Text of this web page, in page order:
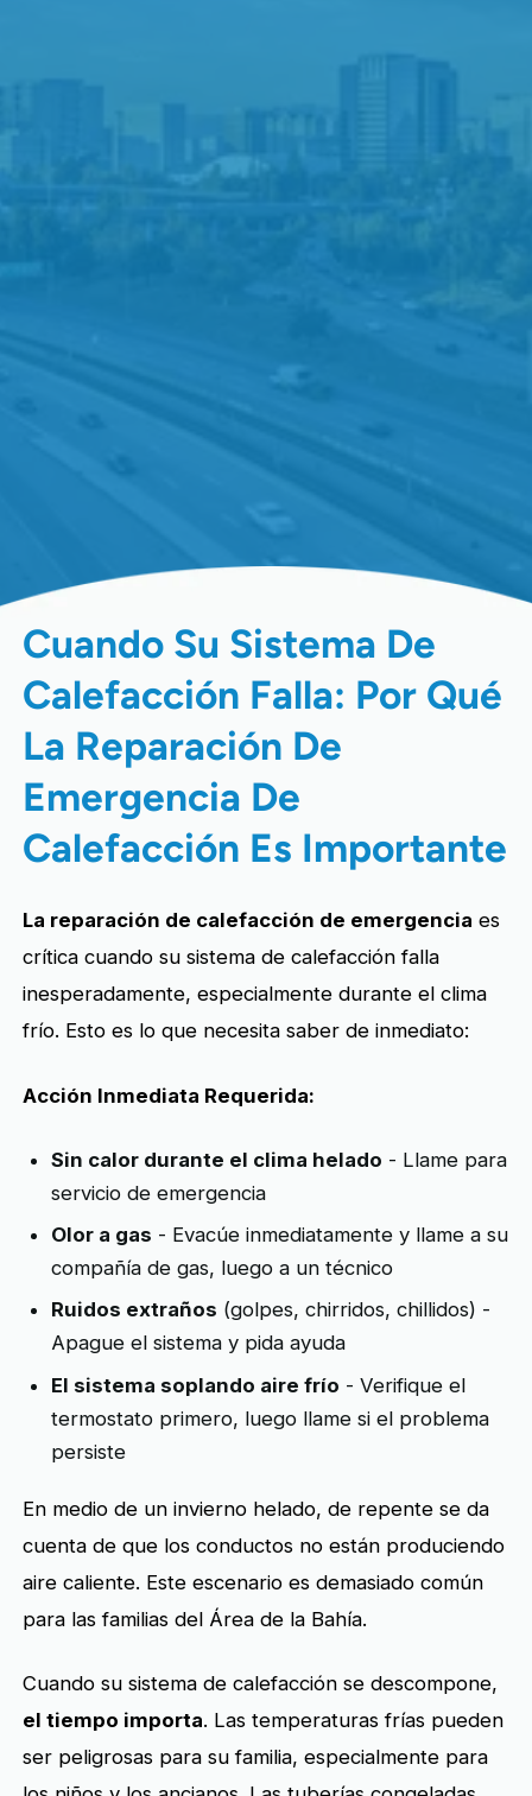
Cuando Su Sistema De
Calefacción Falla: Por Qué
La Reparación De
Emergencia De
Calefacción Es Importante
La reparación de calefacción de emergencia es
crítica cuando su sistema de calefacción falla
inesperadamente, especialmente durante el clima
frío. Esto es lo que necesita saber de inmediato:
Acción Inmediata Requerida:
Sin calor durante el clima helado - Llame para
servicio de emergencia
Olor a gas - Evacúe inmediatamente y llame a su
compañía de gas, luego a un técnico
Ruidos extraños (golpes, chirridos, chillidos) -
Apague el sistema y pida ayuda
El sistema soplando aire frío - Verifique el
termostato primero, luego llame si el problema
persiste
En medio de un invierno helado, de repente se da
cuenta de que los conductos no están produciendo
aire caliente. Este escenario es demasiado común
para las familias del Área de la Bahía.
Cuando su sistema de calefacción se descompone,
el tiempo importa. Las temperaturas frías pueden
ser peligrosas para su familia, especialmente para